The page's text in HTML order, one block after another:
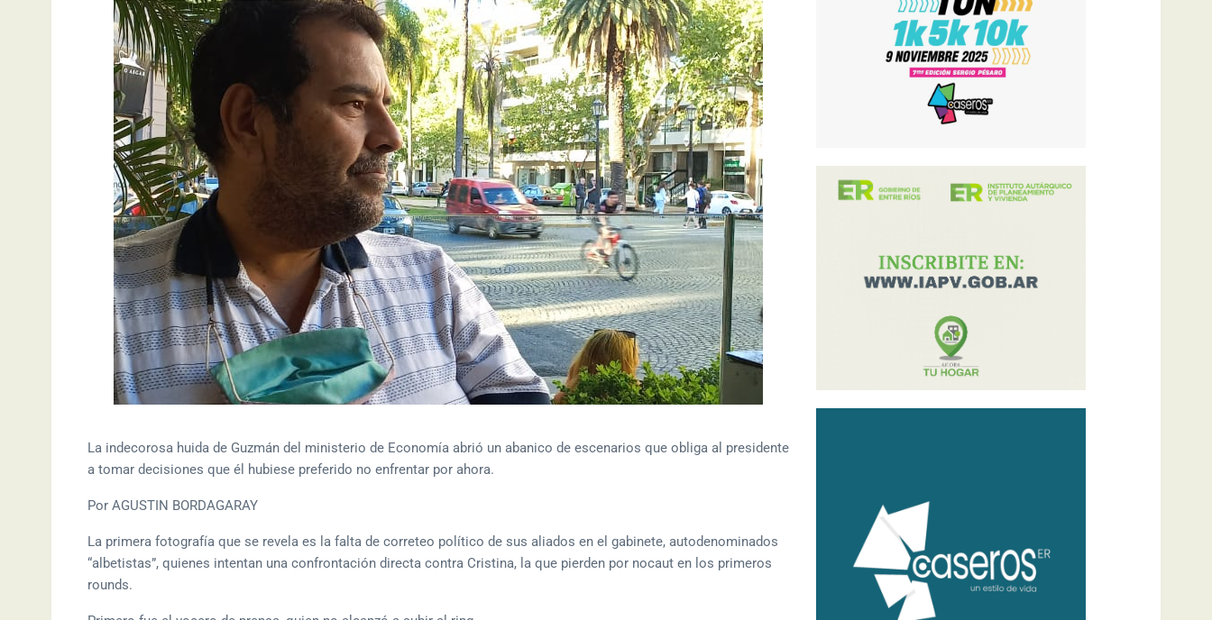
La indecorosa huida de Guzmán del ministerio de Economía abrió un abanico de escenarios que obliga al presidente
a tomar decisiones que él hubiese preferido no enfrentar por ahora.
Por AGUSTIN BORDAGARAY
La primera fotografía que se revela es la falta de correteo político de sus aliados en el gabinete, autodenominados
“albetistas”, quienes intentan una confrontación directa contra Cristina, la que pierden por nocaut en los primeros
rounds.